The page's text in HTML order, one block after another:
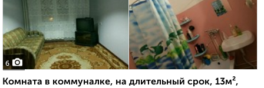
6
Комната в коммуналке, на длительный срок, 13м²,